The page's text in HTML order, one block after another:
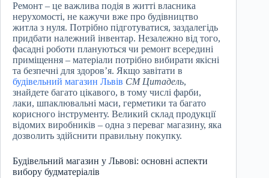
Ремонт – це важлива подія в житті власника
нерухомості, не кажучи вже про будівництво
житла з нуля. Потрібно підготуватися, заздалегідь
придбати належний інвентар. Незалежно від того,
фасадні роботи плануються чи ремонт всередині
приміщення – матеріали потрібно вибирати якісні
та безпечні для здоров’я. Якщо завітати в
будівельний магазин Львів СМ Цитадель,
знайдете багато цікавого, в тому числі фарби,
лаки, шпаклювальні маси, герметики та багато
корисного інструменту. Великий склад продукції
відомих виробників – одна з переваг магазину, яка
дозволить здійснити правильну покупку.
Будівельний магазин у Львові: основні аспекти
вибору будматеріалів